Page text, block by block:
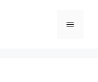
메